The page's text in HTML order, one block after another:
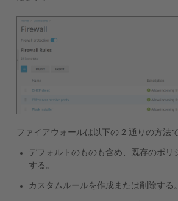
ファイアウォールは以下の 2 通りの方法
デフォルトのものも含め、既存のポリ
する。
カスタムルールを作成または削除する。